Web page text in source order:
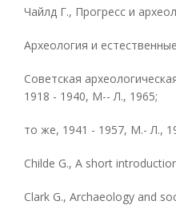
Чайлд Г., Прогресс и
Археология и
Советская
1918 - 1940, М-- Л., 1965;
то же, 1941 - 1957, М.- Л.,
Сhilde G., A short
Clark G., Archaeology and